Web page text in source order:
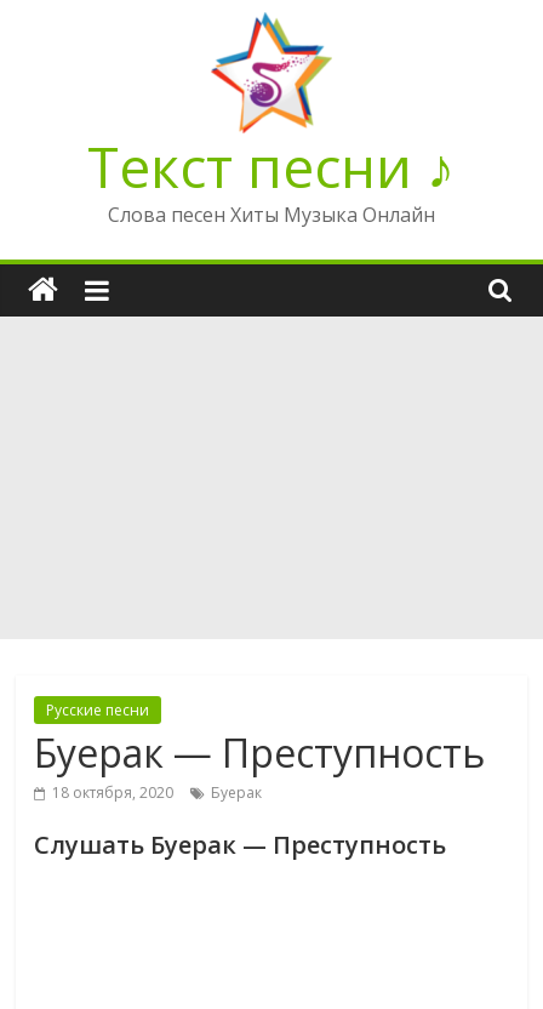
Текст песни ♪
Слова песен Хиты Музыка Онлайн
Русские песни
Буерак — Преступность
18 октября, 2020 Буерак
Слушать Буерак — Преступность